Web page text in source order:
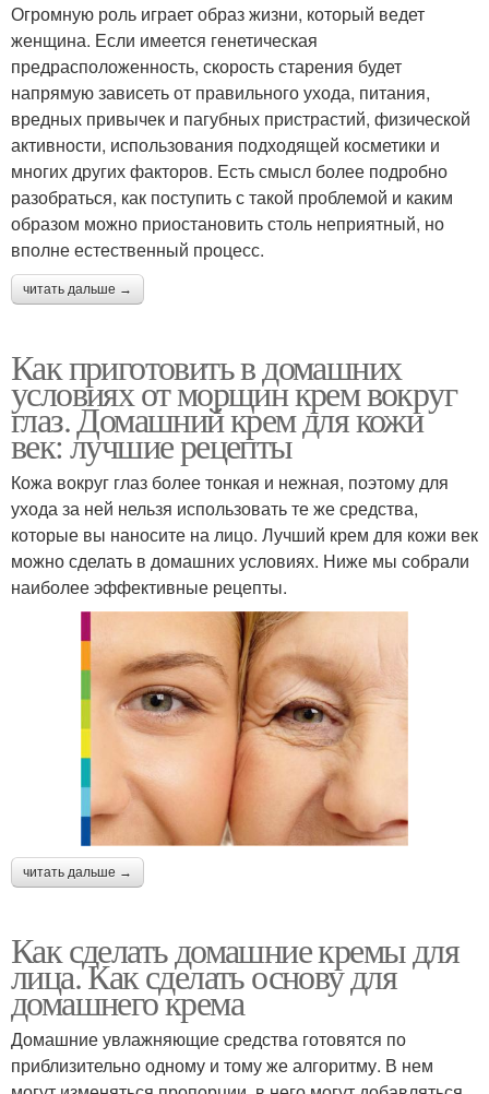
Огромную роль играет образ жизни, который ведет
женщина. Если имеется генетическая
предрасположенность, скорость старения будет
напрямую зависеть от правильного ухода, питания,
вредных привычек и пагубных пристрастий, физической
активности, использования подходящей косметики и
многих других факторов. Есть смысл более подробно
разобраться, как поступить с такой проблемой и каким
образом можно приостановить столь неприятный, но
вполне естественный процесс.
читать дальше →
Как приготовить в домашних
условиях от морщин крем вокруг
глаз. Домашний крем для кожи
век: лучшие рецепты
Кожа вокруг глаз более тонкая и нежная, поэтому для
ухода за ней нельзя использовать те же средства,
которые вы наносите на лицо. Лучший крем для кожи век
можно сделать в домашних условиях. Ниже мы собрали
наиболее эффективные рецепты.
читать дальше →
Как сделать домашние кремы для
лица. Как сделать основу для
домашнего крема
Домашние увлажняющие средства готовятся по
приблизительно одному и тому же алгоритму. В нем